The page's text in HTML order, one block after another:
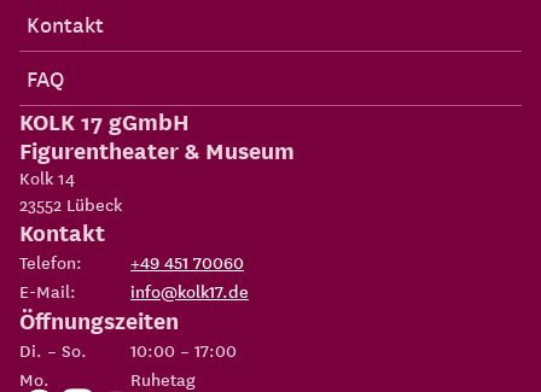
Kontakt
FAQ
KOLK 17 gGmbH
Figurentheater & Museum
Kolk 14
23552 Lübeck
Kontakt
Telefon:
+49 451 70060
E-Mail:
info@kolk17.de
Öffnungszeiten
Di. – So.
10:00 – 17:00
Mo.
Ruhetag